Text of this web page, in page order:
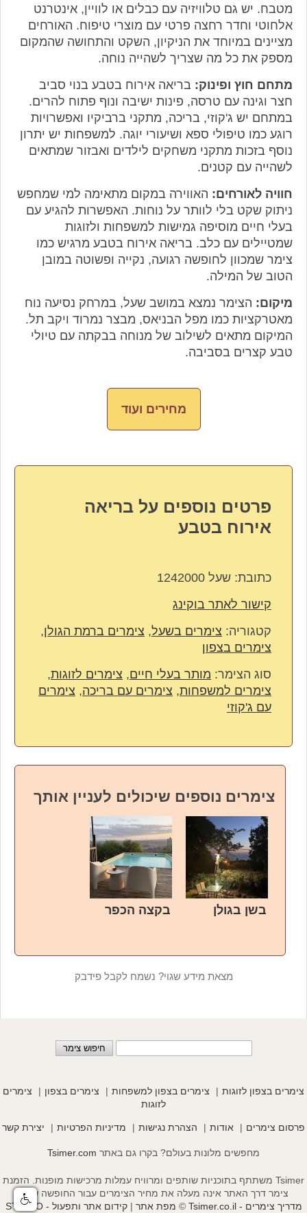
מטבח. יש גם טלוויזיה עם כבלים או לוויין, אינטרנט
אלחוטי וחדר רחצה פרטי עם מוצרי טיפוח. האורחים
מציינים במיוחד את הניקיון, השקט והתחושה שהמקום
מספק את כל מה שצריך לשהייה נוחה.
מתחם חוץ ופינוק: בריאה אירוח בטבע בנוי סביב
חצר וגינה עם טרסה, פינות ישיבה ונוף פתוח להרים.
במתחם יש ג'קוזי, בריכה, מתקני ברביקיו ואפשרויות
רוגע כמו טיפולי ספא ושיעורי יוגה. למשפחות יש יתרון
נוסף בזכות מתקני משחקים לילדים ואבזור שמתאים
לשהייה עם קטנים.
חוויה לאורחים: האווירה במקום מתאימה למי שמחפש
ניתוק שקט בלי לוותר על נוחות. האפשרות להגיע עם
בעלי חיים מוסיפה גמישות למשפחות ולזוגות
שמטיילים עם כלב. בריאה אירוח בטבע מרגיש כמו
צימר שמכוון לחופשה רגועה, נקייה ופשוטה במובן
הטוב של המילה.
מיקום: הצימר נמצא במושב שעל, במרחק נסיעה נוח
מאטרקציות כמו מפל הבניאס, מבצר נמרוד ויקב תל.
המיקום מתאים לשילוב של מנוחה בבקתה עם טיולי
טבע קצרים בסביבה.
מחירים ועוד
פרטים נוספים על בריאה
אירוח בטבע
כתובת: שעל 1242000
קישור לאתר בוקינג
קטגוריה: צימרים בשעל, צימרים ברמת הגולן,
צימרים בצפון
סוג הצימר: מותר בעלי חיים, צימרים לזוגות,
צימרים למשפחות, צימרים עם בריכה, צימרים
עם ג'קוזי
צימרים נוספים שיכולים לעניין אותך
בשן בגולן בקצה הכפר
מצאת מידע שגוי? נשמח לקבל פידבק
צימרים בצפון לזוגות צימרים בצפון למשפחות צימרים בצפון
צימרים
לזוגות
פרסום צימרים אודות הצהרת נגישות מדיניות הפרטיות יצירת קשר
מחפשים מלונות בעולם? בקרו גם באתר Tsimer.com
Tsimer משתתף בתוכניות שותפים ומרוויח עמלות מרכישות מופנות. הזמנת
צימר דרך האתר אינה מעלה את מחיר הצימרים עבור החופשה שלך.
מדריך צימרים - Tsimer.co.il
© מפת אתר |קידום אתר ותפעול - STASEO